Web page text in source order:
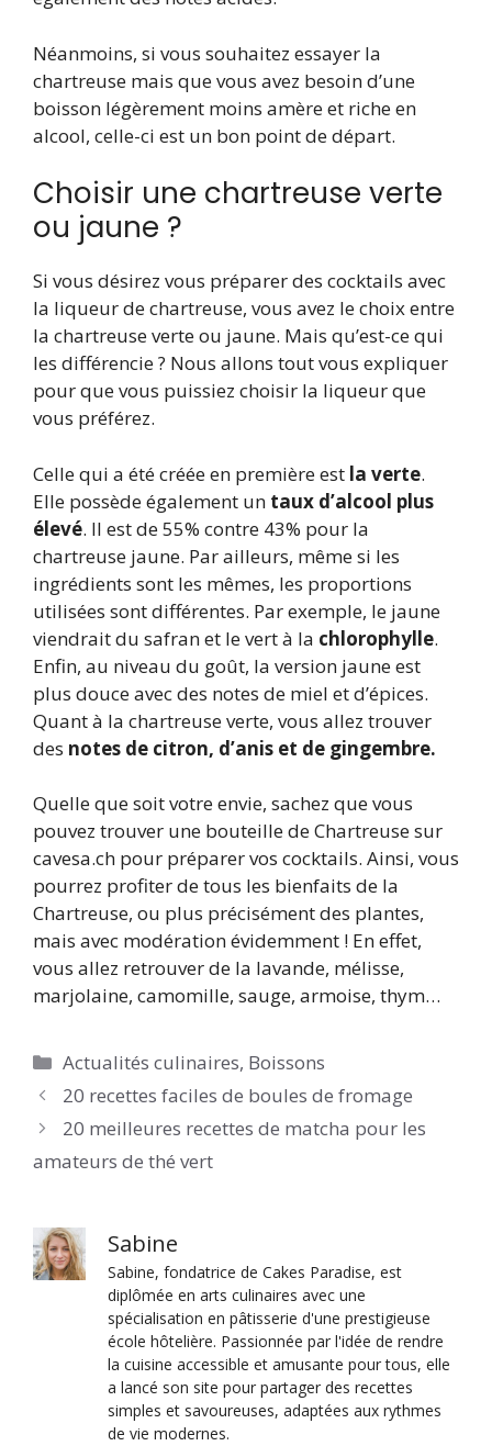
Néanmoins, si vous souhaitez essayer la
chartreuse mais que vous avez besoin d’une
boisson légèrement moins amère et riche en
alcool, celle-ci est un bon point de départ.
Choisir une chartreuse verte
ou jaune ?
Si vous désirez vous préparer des cocktails avec
la liqueur de chartreuse, vous avez le choix entre
la chartreuse verte ou jaune. Mais qu’est-ce qui
les différencie ? Nous allons tout vous expliquer
pour que vous puissiez choisir la liqueur que
vous préférez.
Celle qui a été créée en première est la verte.
Elle possède également un taux d’alcool plus
élevé. Il est de 55% contre 43% pour la
chartreuse jaune. Par ailleurs, même si les
ingrédients sont les mêmes, les proportions
utilisées sont différentes. Par exemple, le jaune
viendrait du safran et le vert à la chlorophylle.
Enfin, au niveau du goût, la version jaune est
plus douce avec des notes de miel et d’épices.
Quant à la chartreuse verte, vous allez trouver
des notes de citron, d’anis et de gingembre.
Quelle que soit votre envie, sachez que vous
pouvez trouver une bouteille de Chartreuse sur
cavesa.ch pour préparer vos cocktails. Ainsi, vous
pourrez profiter de tous les bienfaits de la
Chartreuse, ou plus précisément des plantes,
mais avec modération évidemment ! En effet,
vous allez retrouver de la lavande, mélisse,
marjolaine, camomille, sauge, armoise, thym…
Catégories
Actualités culinaires, Boissons
20 recettes faciles de boules de fromage
20 meilleures recettes de matcha pour les
amateurs de thé vert
Sabine
Sabine, fondatrice de Cakes Paradise, est
diplômée en arts culinaires avec une
spécialisation en pâtisserie d'une prestigieuse
école hôtelière. Passionnée par l'idée de rendre
la cuisine accessible et amusante pour tous, elle
a lancé son site pour partager des recettes
simples et savoureuses, adaptées aux rythmes
de vie modernes.